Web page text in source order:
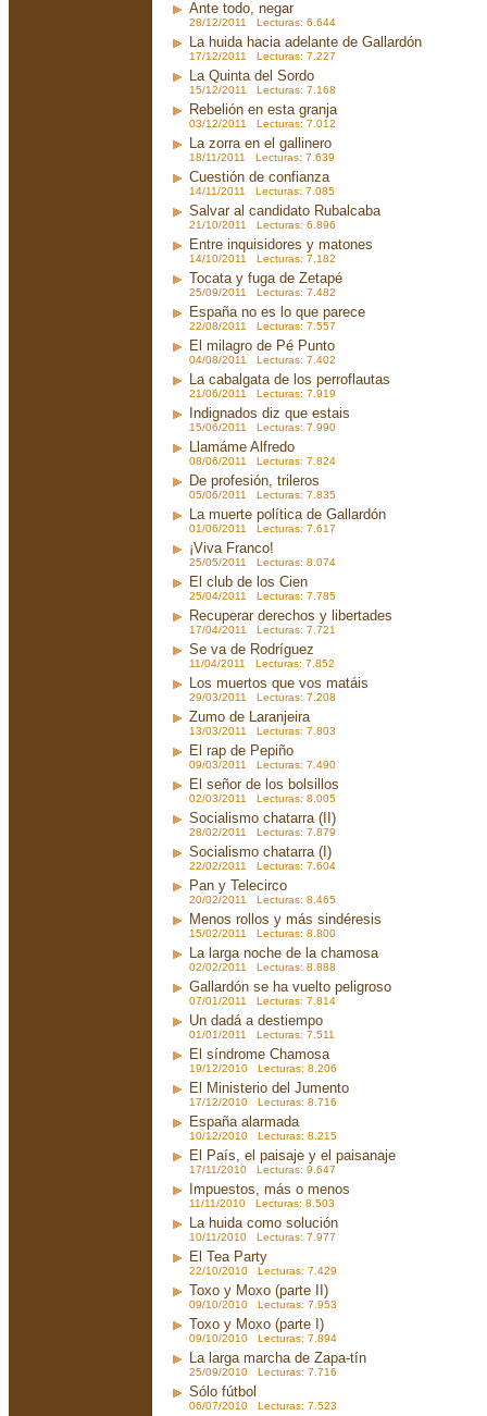
Ante todo, negar
28/12/2011 Lecturas: 6.644
La huida hacia adelante de Gallardón
17/12/2011 Lecturas: 7.227
La Quinta del Sordo
15/12/2011 Lecturas: 7.168
Rebelión en esta granja
03/12/2011 Lecturas: 7.012
La zorra en el gallinero
18/11/2011 Lecturas: 7.639
Cuestión de confianza
14/11/2011 Lecturas: 7.085
Salvar al candidato Rubalcaba
21/10/2011 Lecturas: 6.896
Entre inquisidores y matones
14/10/2011 Lecturas: 7.182
Tocata y fuga de Zetapé
25/09/2011 Lecturas: 7.482
España no es lo que parece
22/08/2011 Lecturas: 7.557
El milagro de Pé Punto
04/08/2011 Lecturas: 7.402
La cabalgata de los perroflautas
21/06/2011 Lecturas: 7.919
Indignados diz que estais
15/06/2011 Lecturas: 7.990
Llamáme Alfredo
08/06/2011 Lecturas: 7.824
De profesión, trileros
05/06/2011 Lecturas: 7.835
La muerte política de Gallardón
01/06/2011 Lecturas: 7.617
¡Viva Franco!
25/05/2011 Lecturas: 8.074
El club de los Cien
25/04/2011 Lecturas: 7.785
Recuperar derechos y libertades
17/04/2011 Lecturas: 7.721
Se va de Rodríguez
11/04/2011 Lecturas: 7.852
Los muertos que vos matáis
29/03/2011 Lecturas: 7.208
Zumo de Laranjeira
13/03/2011 Lecturas: 7.803
El rap de Pepiño
09/03/2011 Lecturas: 7.490
El señor de los bolsillos
02/03/2011 Lecturas: 8.005
Socialismo chatarra (II)
28/02/2011 Lecturas: 7.879
Socialismo chatarra (I)
22/02/2011 Lecturas: 7.604
Pan y Telecirco
20/02/2011 Lecturas: 8.465
Menos rollos y más sindéresis
15/02/2011 Lecturas: 8.800
La larga noche de la chamosa
02/02/2011 Lecturas: 8.888
Gallardón se ha vuelto peligroso
07/01/2011 Lecturas: 7.814
Un dadá a destiempo
01/01/2011 Lecturas: 7.511
El síndrome Chamosa
19/12/2010 Lecturas: 8.206
El Ministerio del Jumento
17/12/2010 Lecturas: 8.716
España alarmada
10/12/2010 Lecturas: 8.215
El País, el paisaje y el paisanaje
17/11/2010 Lecturas: 9.647
Impuestos, más o menos
11/11/2010 Lecturas: 8.503
La huida como solución
10/11/2010 Lecturas: 7.977
El Tea Party
22/10/2010 Lecturas: 7.429
Toxo y Moxo (parte II)
09/10/2010 Lecturas: 7.953
Toxo y Moxo (parte I)
09/10/2010 Lecturas: 7.894
La larga marcha de Zapa-tín
25/09/2010 Lecturas: 7.716
Sólo fútbol
06/07/2010 Lecturas: 7.523